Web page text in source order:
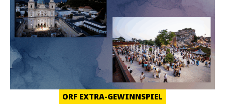
ORF EXTRA-GEWINNSPIEL